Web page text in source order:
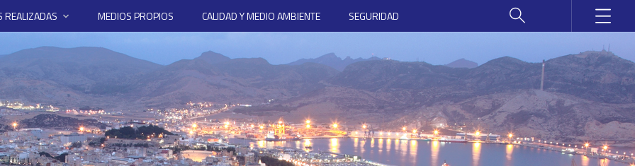
REALIZADAS MEDIOS PROPIOS CALIDAD Y MEDIO AMBIENTE SEGURIDAD